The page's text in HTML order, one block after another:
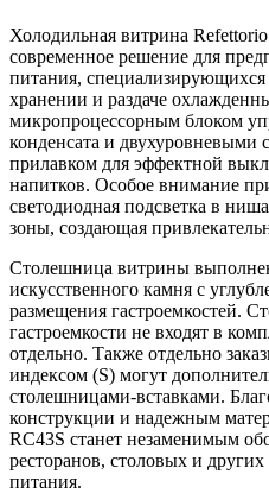
Холодильная витрина
современное решение для
питания,
хранении и раздаче
микропроцессорным блоком
конденсата и
прилавком для эффектной
напитков. Особое внимание
светодиодная подсветка в
зоны, создающая
Столешница витрины
искусственного камня с
размещения гастроемкостей.
гастроемкости не входят в
отдельно. Также отдельно
индексом (S) могут
столешницами-вставками.
конструкции и надежным
RС43S станет незаменимым
ресторанов, столовых и
питания.